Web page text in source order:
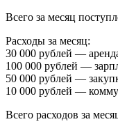
Всего за месяц
Расходы за месяц:
30 000 рублей —
100 000 рублей —
50 000 рублей —
10 000 рублей —
Всего расходов за